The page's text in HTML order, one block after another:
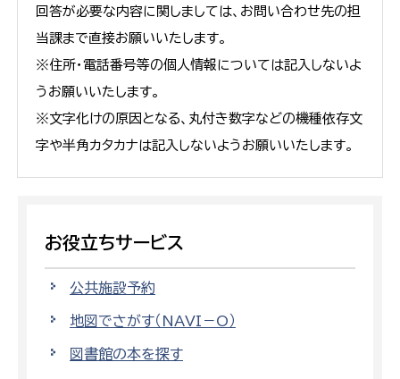
回答が必要な内容に関しましては、お問い合わせ先の担
当課まで直接お願いいたします。
※住所・電話番号等の個人情報については記入しないよ
うお願いいたします。
※文字化けの原因となる、丸付き数字などの機種依存文
字や半角カタカナは記入しないようお願いいたします。
お役立ちサービス
公共施設予約
地図でさがす（NAVI－O）
図書館の本を探す